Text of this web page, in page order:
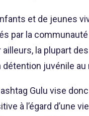
et de jeunes
par la
ailleurs, la plupart
détention juvénile
Gulu vise
à l’égard d’une